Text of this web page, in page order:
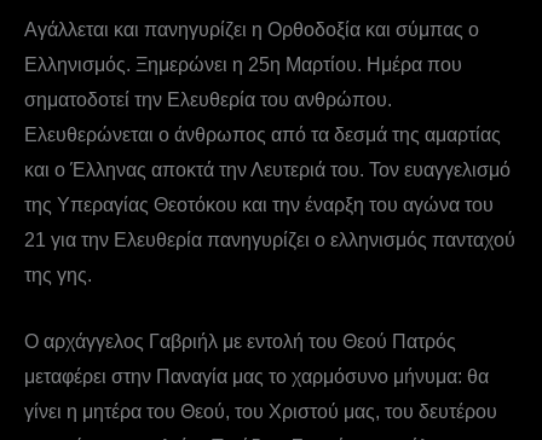
Αγάλλεται και πανηγυρίζει η Ορθοδοξία και σύμπας ο
Ελληνισμός. Ξημερώνει η 25η Μαρτίου. Ημέρα που
σηματοδοτεί την Ελευθερία του ανθρώπου.
Ελευθερώνεται ο άνθρωπος από τα δεσμά της αμαρτίας
και ο Έλληνας αποκτά την Λευτεριά του. Τον ευαγγελισμό
της Υπεραγίας Θεοτόκου και την έναρξη του αγώνα του
21 για την Ελευθερία πανηγυρίζει ο ελληνισμός πανταχού
της γης.
Ο αρχάγγελος Γαβριήλ με εντολή του Θεού Πατρός
μεταφέρει στην Παναγία μας το χαρμόσυνο μήνυμα: θα
γίνει η μητέρα του Θεού, του Χριστού μας, του δευτέρου